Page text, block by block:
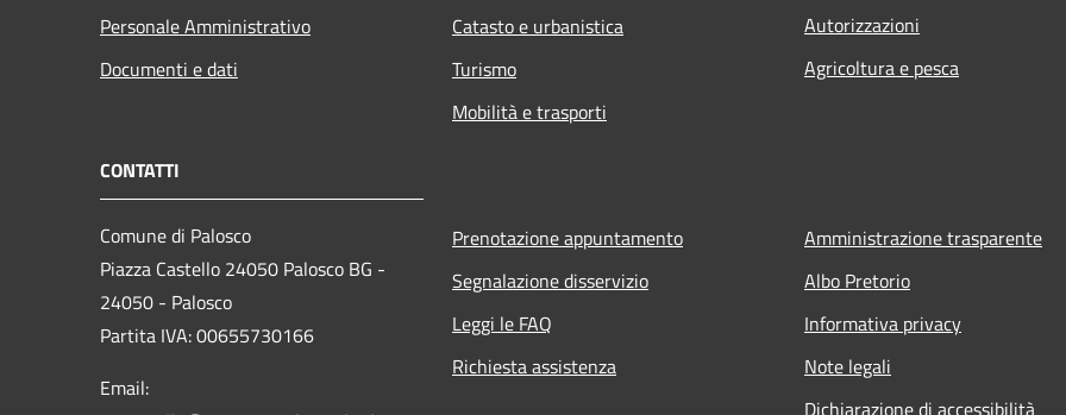
Personale Amministrativo
Documenti e dati
Catasto e urbanistica
Turismo
Mobilità e trasporti
Autorizzazioni
Agricoltura e pesca
CONTATTI
Comune di Palosco
Piazza Castello 24050 Palosco BG -
24050 - Palosco
Partita IVA: 00655730166
Email:
Prenotazione appuntamento
Segnalazione disservizio
Leggi le FAQ
Richiesta assistenza
Amministrazione trasparente
Albo Pretorio
Informativa privacy
Note legali
Dichiarazione di accessibilità